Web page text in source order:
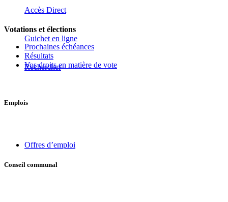
Accès Direct
Guichet en ligne
Rechercher
Votations et élections
Prochaines échéances
Résultats
Vos droits en matière de vote
Emplois
Offres d’emploi
Conseil communal